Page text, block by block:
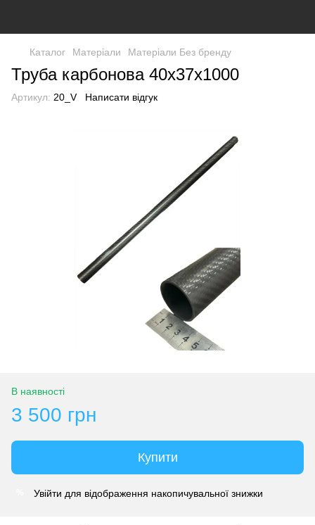
Каталог Матеріали Матеріали Без бренду
Труба карбонова 40x37x1000
Артикул: 20_V Написати відгук
В наявності
3 500 грн
Купити
Увійти для відображення накопичувальної знижки